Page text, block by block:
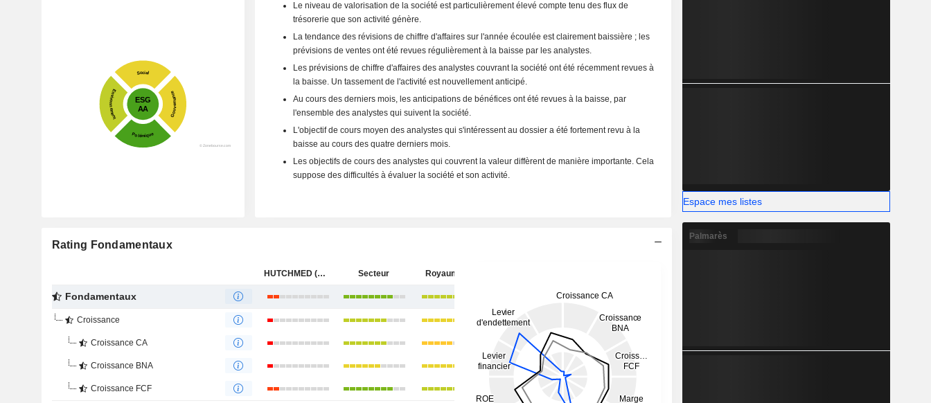
Le niveau de valorisation de la société est particulièrement élevé compte tenu des flux de
trésorerie que son activité génère.
La tendance des révisions de chiffre d'affaires sur l'année écoulée est clairement baissière ; les
prévisions de ventes ont été revues régulièrement à la baisse par les analystes.
Les prévisions de chiffre d'affaires des analystes couvrant la société ont été récemment revues à
la baisse. Un tassement de l'activité est nouvellement anticipé.
Au cours des derniers mois, les anticipations de bénéfices ont été revues à la baisse, par
l'ensemble des analystes qui suivent la société.
L'objectif de cours moyen des analystes qui s'intéressent au dossier a été fortement revu à la
baisse au cours des quatre derniers mois.
Les objectifs de cours des analystes qui couvrent la valeur diffèrent de manière importante. Cela
suppose des difficultés à évaluer la société et son activité.
Rating Fondamentaux
HUTCHMED (China) Limited Secteur Royaume-Uni
Fondamentaux
Croissance
Croissance CA
Croissance BNA
Croissance FCF
Espace mes listes
Palmarès